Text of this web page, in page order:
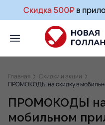
Скидка 500₽в
Главная
Скидки и акции
ПРОМОКОДЫ на скидку в
ПРОМОКОДЫ на
мобильном